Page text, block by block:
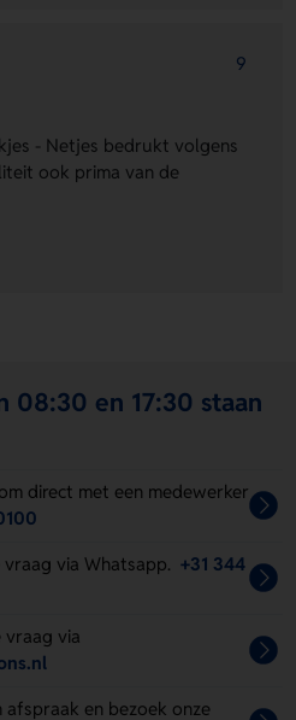
9
- Netjes bedrukt volgens
ook prima van de
08:30 en 17:30 staan
direct met een medewerker
vraag via Whatsapp. +31 344
vraag via
afspraak en bezoek onze